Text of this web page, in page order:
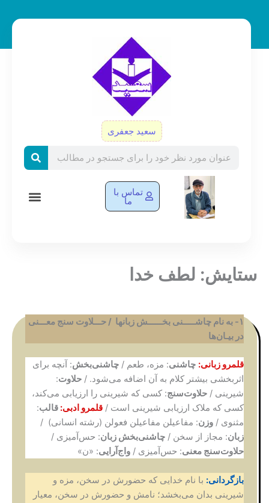
سعید جعفری
تماس با
ما
ستایش: لطف خدا
۱- به نام چاشـــــنی بخــــــش زبانها / حـــلاوت سنج معـــنی
در بیـان‌ها
قلمرو زبانی: چاشنی: مزه، طعم / چاشنی‌بخش: آنچه برای
اثربخشی بیشتر کلام به آن اضافه می‌شود. / حلاوت:
شیرینی / حلاوت‌سنج: کسی که شیرینی را ارزیابی می‌کند،
کسی که ملاک ارزیابی شیرینی است / قلمرو ادبی: قالب:
مثنوی / وزن: مفاعیلن مفاعیلن فعولن (رشته انسانی) /
زبان: مجاز از سخن / چاشنی‌بخش زبان: حس‌آمیزی /
حلاوت‌سنج معنی: حس‌آمیزی / واج‌آرایی: «ن»
بازگردانی: با نام خدایی که حضورش در سخن، مزه و
شیرینی بدان می‌بخشد؛ نامش و حضورش در سخن، معیار